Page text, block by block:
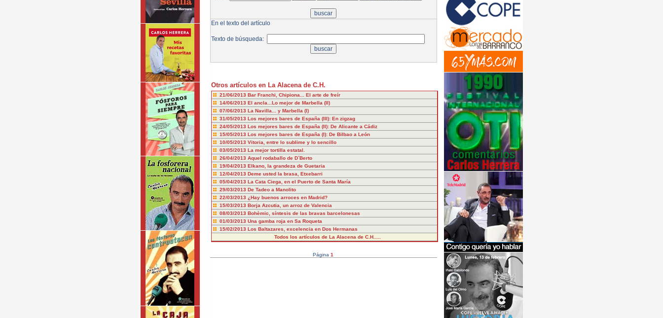
En el texto del artículo
Texto de búsqueda:
Otros artículos en La Alacena de C.H.
21/06/2013 Bar Franchi, Chipiona... El arte de freír
14/06/2013 El ancla...Lo mejor de Marbella (II)
07/06/2013 La Navilla... y Marbella (I)
31/05/2013 Los mejores bares de España (III): En zigzag
24/05/2013 Los mejores bares de España (II): De Alicante a Cádiz
15/05/2013 Los mejores bares de España (I): De Bilbao a León
10/05/2013 Vitoria, entre lo sublime y lo sencillo
03/05/2013 La mejor tortilla estatal.
26/04/2013 Aquel rodaballo de D´Berto
19/04/2013 Elkano, la grandeza de Guetaria
12/04/2013 Deme usted la brasa, Etxebarri
05/04/2013 La Cata Ciega, en el Puerto de Santa María
29/03/2013 De Tadeo a Manolito
22/03/2013 ¿Hay buenos arroces en Madrid?
15/03/2013 Borja Azcutia, un arroz de Valencia
08/03/2013 Bohèmic, síntesis de las bravas barcelonesas
01/03/2013 Una gamba roja en Sa Roqueta
15/02/2013 Los Baltazares, excelencia en Dos Hermanas
Todos los artículos de La Alacena de C.H.....
Página 1